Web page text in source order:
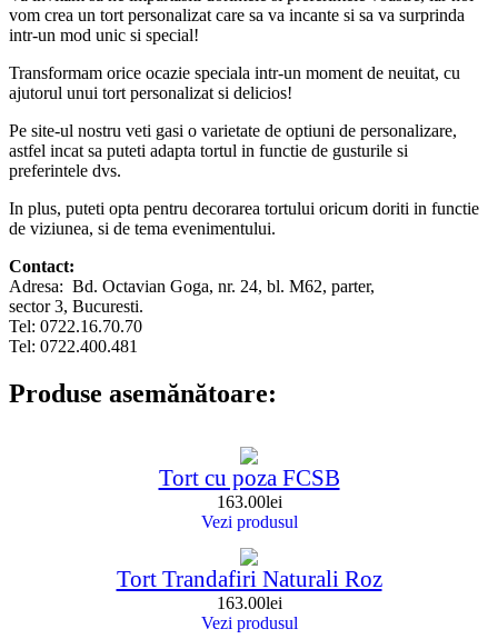
vom crea un tort personalizat care sa va incante si sa va surprinda
intr-un mod unic si special!
Transformam orice ocazie speciala intr-un moment de neuitat, cu
ajutorul unui tort personalizat si delicios!
Pe site-ul nostru veti gasi o varietate de optiuni de personalizare,
astfel incat sa puteti adapta tortul in functie de gusturile si
preferintele dvs.
In plus, puteti opta pentru decorarea tortului oricum doriti in functie
de viziunea, si de tema evenimentului.
Contact:
Adresa: Bd. Octavian Goga, nr. 24, bl. M62, parter,
sector 3, Bucuresti.
Tel: 0722.16.70.70
Tel: 0722.400.481
Produse asemănătoare:
Tort cu poza FCSB
163.00lei
Vezi produsul
Tort Trandafiri Naturali Roz
163.00lei
Vezi produsul